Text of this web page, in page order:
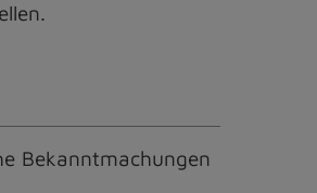
Bekanntmachungen